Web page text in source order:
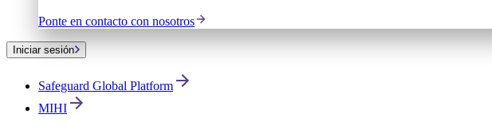
Ponte en contacto con nosotros
Iniciar sesión
Safeguard Global Platform
MIHI